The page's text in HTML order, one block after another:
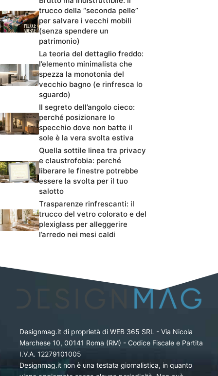
trucco della “seconda pelle”
per salvare i vecchi mobili
(senza spendere un
patrimonio)
La teoria del dettaglio freddo:
l’elemento minimalista che
spezza la monotonia del
vecchio bagno (e rinfresca lo
sguardo)
Il segreto dell’angolo cieco:
perché posizionare lo
specchio dove non batte il
sole è la vera svolta estiva
Quella sottile linea tra privacy
e claustrofobia: perché
liberare le finestre potrebbe
essere la svolta per il tuo
salotto
Trasparenze rinfrescanti: il
trucco del vetro colorato e del
plexiglass per alleggerire
l’arredo nei mesi caldi
Designmag.it di proprietà di WEB 365 SRL - Via Nicola
Marchese 10, 00141 Roma (RM) - Codice Fiscale e Partita
I.V.A. 12279101005
Designmag.it non è una testata giornalistica, in quanto